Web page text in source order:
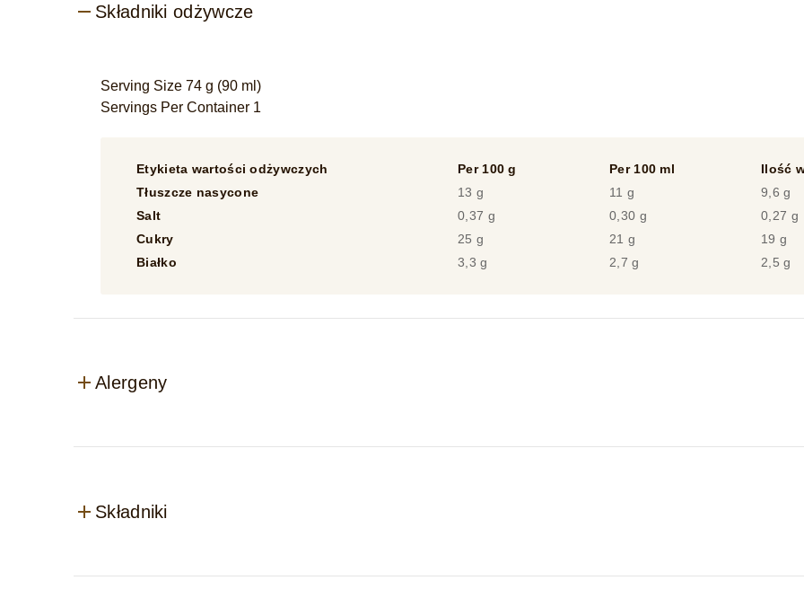
Składniki odżywcze
Serving Size 74 g (90 ml)
Servings Per Container 1
Etykieta wartości odżywczych Per 100 g Per 100 ml Ilość
Tłuszcze nasycone
13 g 11 g 9,6 g
Salt
0,37 g 0,30 g 0,27 g
Cukry
25 g 21 g 19 g
Białko
3,3 g 2,7 g 2,5 g
Alergeny
Składniki